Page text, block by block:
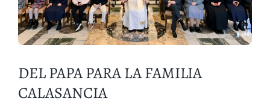
DEL PAPA PARA LA FAMILIA
CALASANCIA